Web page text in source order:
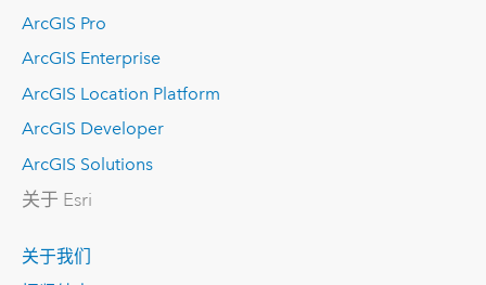
ArcGIS Pro
ArcGIS Enterprise
ArcGIS Location Platform
ArcGIS Developer
ArcGIS Solutions
关于 Esri
关于我们